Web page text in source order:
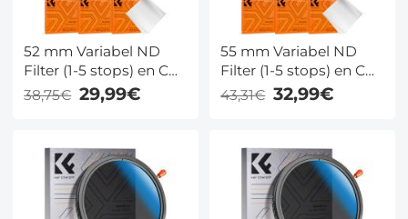
52 mm Variabel ND
Filter (1-5 stops) en CPL
Filter 2 in 1 voor
Camerafilterlens Nano
38,75€ 29,99€
55 mm Variabel ND
Filter (1-5 stops) en CPL
Filter 2 in 1 voor
Camerafilterlens Nano
43,31€ 32,99€